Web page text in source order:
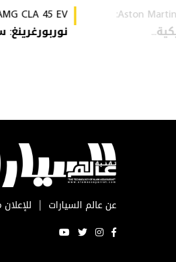
Aston Martin Heritage Collection:
نوربورغرينغ:
عن عالم السيارات